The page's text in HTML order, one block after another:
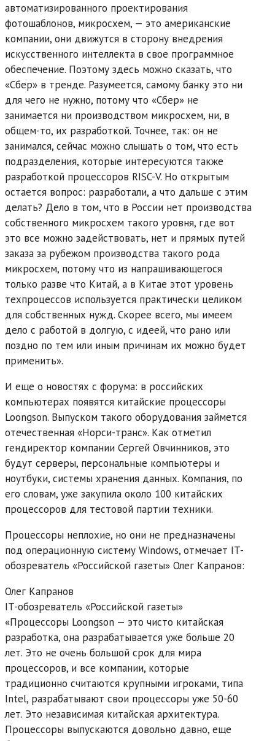
автоматизированного проектирования
фотошаблонов, микросхем, — это американские
компании, они движутся в сторону внедрения
искусственного интеллекта в свое программное
обеспечение. Поэтому здесь можно сказать, что
«Сбер» в тренде. Разумеется, самому банку это ни
для чего не нужно, потому что «Сбер» не
занимается ни производством микросхем, ни, в
общем-то, их разработкой. Точнее, так: он не
занимался, сейчас можно слышать о том, что есть
подразделения, которые интересуются также
разработкой процессоров RISC-V. Но открытым
остается вопрос: разработали, а что дальше с этим
делать? Дело в том, что в России нет производства
собственного микросхем такого уровня, где вот
это все можно задействовать, нет и прямых путей
заказа за рубежом производства такого рода
микросхем, потому что из напрашивающегося
только разве что Китай, а в Китае этот уровень
техпроцессов используется практически целиком
для собственных нужд. Скорее всего, мы имеем
дело с работой в долгую, с идеей, что рано или
поздно по тем или иным причинам их можно будет
применить».
И еще о новостях с форума: в российских
компьютерах появятся китайские процессоры
Loongson. Выпуском такого оборудования займется
отечественная «Норси-транс». Как отметил
гендиректор компании Сергей Овчинников, это
будут серверы, персональные компьютеры и
ноутбуки, системы хранения данных. Компания, по
его словам, уже закупила около 100 китайских
процессоров для тестовой партии техники.
Процессоры неплохие, но они не предназначены
под операционную систему Windows, отмечает IT-
обозреватель «Российской газеты» Олег Капранов:
Олег Капранов
IT-обозреватель «Российской газеты»
«Процессоры Loongson — это чисто китайская
разработка, она разрабатывается уже больше 20
лет. Это не очень большой срок для мира
процессоров, и все компании, которые
традиционно считаются крупными игроками, типа
Intel, разрабатывают свои процессоры уже 50-60
лет. Это независимая китайская архитектура.
Процессоры выпускаются довольно давно, еще